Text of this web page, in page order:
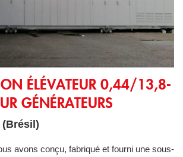
0,44/13,8-11,4 kV pour générateurs
ÉLÉVATEUR 0,44/13,8-
GÉNÉRATEURS
avons conçu, fabriqué et fourni une sous-